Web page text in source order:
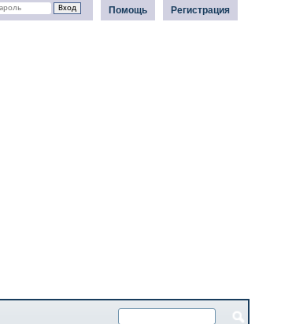
Регистрация
Помощь